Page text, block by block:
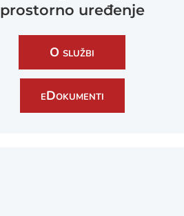
prostorno uređenje
O službi
eDokumenti